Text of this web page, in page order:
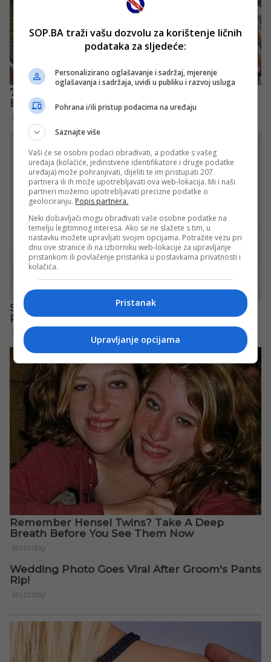
SOP.BA traži vašu dozvolu za korištenje ličnih
podataka za sljedeće:
Personalizirano oglašavanje i sadržaj, mjerenje
oglašavanja i sadržaja, uvidi u publiku i razvoj usluga
Pohrana i/ili pristup podacima na uređaju
Saznajte više
Vaši će se osobni podaci obrađivati, a podatke s vašeg
uređaja (kolačiće, jedinstvene identifikatore i druge podatke
uređaja) može pohranjivati, dijeliti te im pristupati 207
partnera ili ih može upotrebljavati ova web-lokacija. Mi i naši
partneri možemo upotrebljavati precizne podatke o
geolociranju. Popis partnera.
Neki dobavljači mogu obrađivati vaše osobne podatke na
temelju legitimnog interesa. Ako se ne slažete s tim, u
nastavku možete upravljati svojim opcijama. Potražite vezu pri
dnu ove stranice ili na izborniku web-lokacije za upravljanje
pristankom ili povlačenje pristanka u postavkama privatnosti i
kolačića.
Pristanak
Upravljanje opcijama